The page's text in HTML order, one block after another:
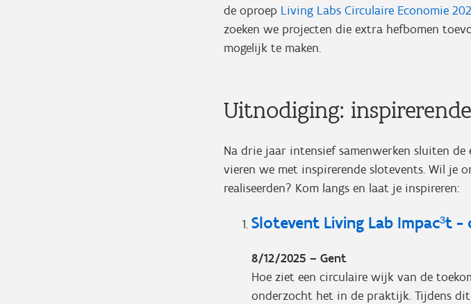
de oproep Living Labs Circulaire Economie
zoeken we projecten die extra hefbomen
mogelijk te maken.
Uitnodiging:
Na drie jaar intensief samenwerken sluiten
vieren we met inspirerende slotevents. Wil je
realiseerden? Kom langs en laat je inspireren:
Slotevent Living Lab Impac³t
8/12/2025 – Gent
Hoe ziet een circulaire wijk van de
onderzocht het in de praktijk. Tijdens